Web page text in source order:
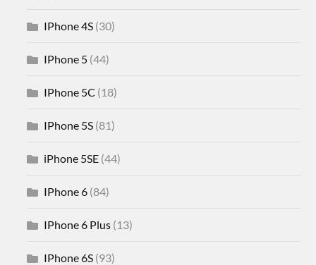
IPhone 4S (30)
IPhone 5 (44)
IPhone 5C (18)
IPhone 5S (81)
iPhone 5SE (44)
IPhone 6 (84)
IPhone 6 Plus (13)
IPhone 6S (93)